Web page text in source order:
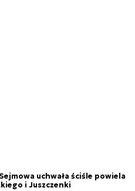
uchwała ściśle powiela
i Juszczenki